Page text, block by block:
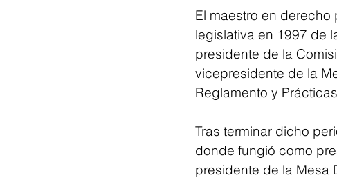
El maestro en
legislativa en 1997 de
presidente de la
vicepresidente de la
Reglamento y
Tras terminar dicho
donde fungió como
presidente de la Mesa